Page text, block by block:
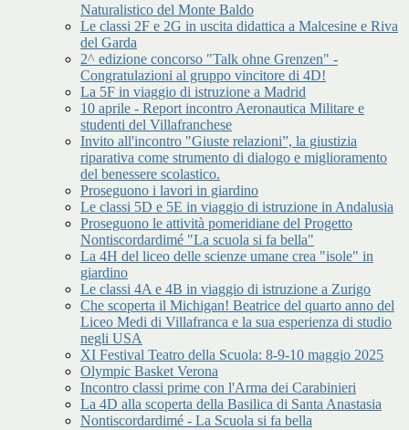
Naturalistico del Monte Baldo
Le classi 2F e 2G in uscita didattica a Malcesine e Riva
del Garda
2^ edizione concorso "Talk ohne Grenzen" -
Congratulazioni al gruppo vincitore di 4D!
La 5F in viaggio di istruzione a Madrid
10 aprile - Report incontro Aeronautica Militare e
studenti del Villafranchese
Invito all'incontro "Giuste relazioni”, la giustizia
riparativa come strumento di dialogo e miglioramento
del benessere scolastico.
Proseguono i lavori in giardino
Le classi 5D e 5E in viaggio di istruzione in Andalusia
Proseguono le attività pomeridiane del Progetto
Nontiscordardimé "La scuola si fa bella"
La 4H del liceo delle scienze umane crea "isole" in
giardino
Le classi 4A e 4B in viaggio di istruzione a Zurigo
Che scoperta il Michigan! Beatrice del quarto anno del
Liceo Medi di Villafranca e la sua esperienza di studio
negli USA
XI Festival Teatro della Scuola: 8-9-10 maggio 2025
Olympic Basket Verona
Incontro classi prime con l'Arma dei Carabinieri
La 4D alla scoperta della Basilica di Santa Anastasia
Nontiscordardimé - La Scuola si fa bella